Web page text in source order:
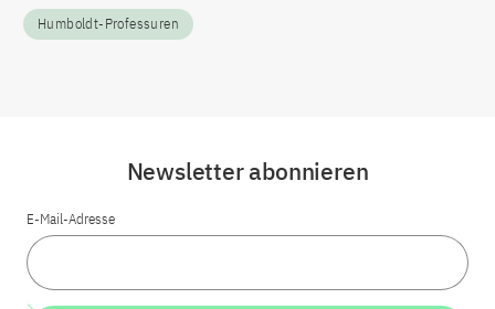
Humboldt-Professuren
Newsletter abonnieren
E-Mail-Adresse